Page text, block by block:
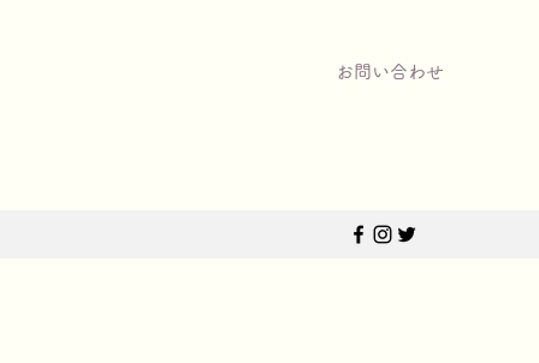
お問い合わせ